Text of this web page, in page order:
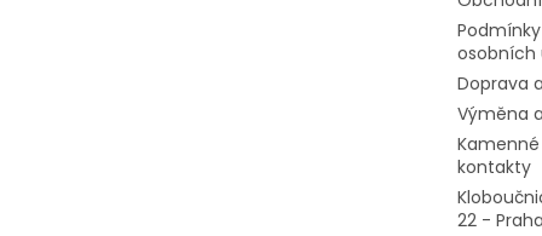
osobních
Doprava
Výměna
kontakty
22 - Praha